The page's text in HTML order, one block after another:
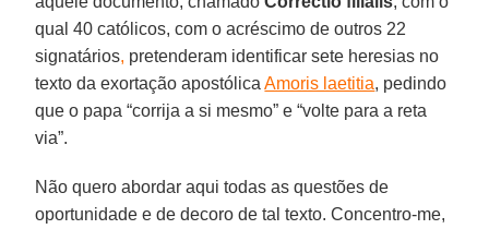
qual 40 católicos, com o acréscimo de outros 22
signatários, pretenderam identificar sete heresias no
texto da exortação apostólicaAmoris laetitia, pedindo
que o papa “corrija a si mesmo” e “volte para a reta
via”.
Não quero abordar aqui todas as questões de
oportunidade e de decoro de tal texto. Concentro-me,